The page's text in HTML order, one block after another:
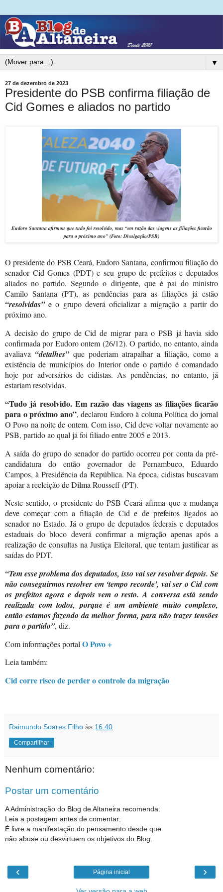
▼
27 de dezembro de 2023
Presidente do PSB confirma filiação de
Cid Gomes e aliados no partido
Eudoro Santana afirmou que tudo foi resolvido, mas “em razão das viagens as filiações ficarão
para o próximo ano” (Foto:Divulgação/PSB)
O presidente do PSB Ceará, Eudoro Santana, confirmou filiação do
senador Cid Gomes (PDT) e seu grupo de prefeitos e deputados
aliados no partido. Segundo o dirigente, que é pai do ministro
Camilo Santana (PT), as pendências para as filiações já estão
“resolvidas”e o grupo deverá oficializar a migração a partir do
próximo ano.
A decisão do grupo de Cid de migrar para o PSB já havia sido
confirmada por Eudoro ontem (26/12). O partido, no entanto, ainda
avaliava “detalhes”que poderiam atrapalhar a filiação, como a
existência de municípios do Interior onde o partido é comandado
hoje por adversários de cidistas. As pendências, no entanto, já
estariam resolvidas.
“Tudo já resolvido. Em razão das viagens as filiações ficarão
para o próximo ano”, declarou Eudoro à coluna Política do jornal
O Povo na noite de ontem. Com isso, Cid deve voltar novamente ao
PSB, partido ao qual já foi filiado entre 2005 e 2013.
A saída do grupo do senador do partido ocorreu por conta da pré-
candidatura do então governador de Pernambuco, Eduardo
Campos, à Presidência da República. Na época, cidistas buscavam
apoiar a reeleição de Dilma Rousseff (PT).
Neste sentido, o presidente do PSB Ceará afirma que a mudança
deve começar com a filiação de Cid e de prefeitos ligados ao
senador no Estado. Já o grupo de deputados federais e deputados
estaduais do bloco deverá confirmar a migração apenas após a
realização de consultas na Justiça Eleitoral, que tentam justificar as
saídas do PDT.
“Tem esse problema dos deputados, isso vai ser resolver depois. Se
não conseguirmos resolver em ‘tempo recorde’, vai ser o Cid com
os prefeitos agora e depois vem o resto. A conversa está sendo
realizada com todos, porque é um ambiente muito complexo,
então estamos fazendo da melhor forma, para não trazer tensões
para o partido”, diz.
Com informações portal O Povo +
Leia também:
Cid corre risco de perder o controle da migração
Raimundo Soares Filho às 16:40
Compartilhar
Nenhum comentário:
Postar um comentário
A Administração do Blog de Altaneira recomenda:
Leia a postagem antes de comentar;
É livre a manifestação do pensamento desde que
não abuse ou desvirtuem os objetivos do Blog.
‹ ›
Página inicial